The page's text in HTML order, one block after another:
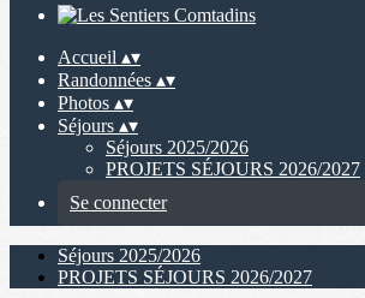
Accueil ▴▾
Randonnées ▴▾
Photos ▴▾
Séjours ▴▾
Séjours 2025/2026
PROJETS SÉJOURS 2026/2027
Se connecter
Séjours 2025/2026
PROJETS SÉJOURS 2026/2027